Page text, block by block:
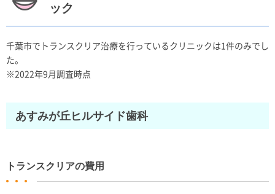
ック
千葉市でトランスクリア治療を行っているクリニックは1件のみでし
た。
※2022年9月調査時点
あすみが丘ヒルサイド歯科
トランスクリアの費用